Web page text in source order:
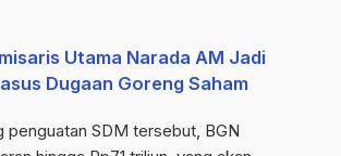
Utama Narada AM Jadi
Dugaan Goreng Saham
penguatan SDM tersebut, BGN